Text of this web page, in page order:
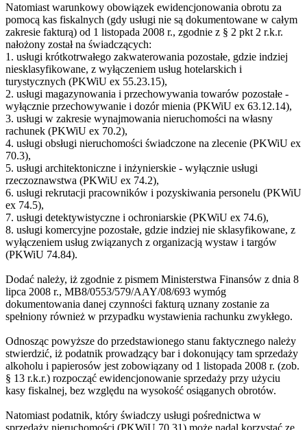
Natomiast warunkowy obowiązek ewidencjonowania obrotu za
pomocą kas fiskalnych (gdy usługi nie są dokumentowane w całym
zakresie fakturą) od 1 listopada 2008 r., zgodnie z § 2 pkt 2 r.k.r.
nałożony został na świadczących:
1. usługi krótkotrwałego zakwaterowania pozostałe, gdzie indziej
niesklasyfikowane, z wyłączeniem usług hotelarskich i
turystycznych (PKWiU ex 55.23.15),
2. usługi magazynowania i przechowywania towarów pozostałe -
wyłącznie przechowywanie i dozór mienia (PKWiU ex 63.12.14),
3. usługi w zakresie wynajmowania nieruchomości na własny
rachunek (PKWiU ex 70.2),
4. usługi obsługi nieruchomości świadczone na zlecenie (PKWiU ex
70.3),
5. usługi architektoniczne i inżynierskie - wyłącznie usługi
rzeczoznawstwa (PKWiU ex 74.2),
6. usługi rekrutacji pracowników i pozyskiwania personelu (PKWiU
ex 74.5),
7. usługi detektywistyczne i ochroniarskie (PKWiU ex 74.6),
8. usługi komercyjne pozostałe, gdzie indziej nie sklasyfikowane, z
wyłączeniem usług związanych z organizacją wystaw i targów
(PKWiU 74.84).
Dodać należy, iż zgodnie z pismem Ministerstwa Finansów z dnia 8
lipca 2008 r., MB8/0553/579/AAY/08/693 wymóg
dokumentowania danej czynności fakturą uznany zostanie za
spełniony również w przypadku wystawienia rachunku zwykłego.
Odnosząc powyższe do przedstawionego stanu faktycznego należy
stwierdzić, iż podatnik prowadzący bar i dokonujący tam sprzedaży
alkoholu i papierosów jest zobowiązany od 1 listopada 2008 r. (zob.
§ 13 r.k.r.) rozpocząć ewidencjonowanie sprzedaży przy użyciu
kasy fiskalnej, bez względu na wysokość osiąganych obrotów.
Natomiast podatnik, który świadczy usługi pośrednictwa w
sprzedaży nieruchomości (PKWiU 70.31) może nadal korzystać ze